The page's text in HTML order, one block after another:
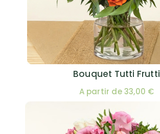
Bouquet Tutti Frutti
A partir de 33,00 €